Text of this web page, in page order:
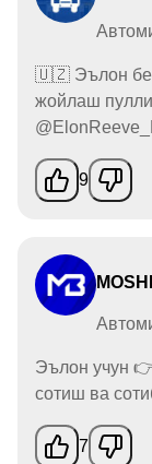
🇺🇿 Эълон
жойлаш
9
Эълон учун
сотиш ва
7